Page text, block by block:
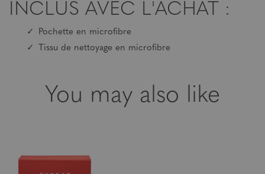
INCLUS AVEC L'ACHAT :
Pochette en microfibre
Tissu de nettoyage en microfibre
You may also like